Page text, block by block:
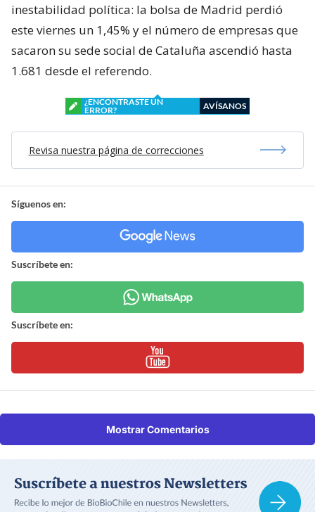
inestabilidad política: la bolsa de Madrid perdió
este viernes un 1,45% y el número de empresas que
sacaron su sede social de Cataluña ascendió hasta
1.681 desde el referendo.
¿ENCONTRASTE UN
ERROR?
AVÍSANOS
Revisa nuestra página de correcciones
Síguenos en:
Suscríbete en:
Suscríbete en:
Mostrar Comentarios